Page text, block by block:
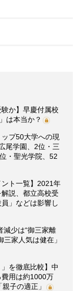
か】早慶付属校
は本当か？
プ50大学への現
尾学園、2位・三
・聖光学院、52
ント一覧】2021年
説、都立高校受
」などは影響し
減少は“御三家離
家人気は健在」
を徹底比較】中
用は約1000万
子の適正」